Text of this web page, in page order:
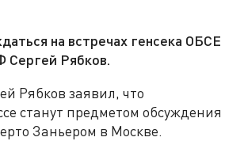
на встречах генсека ОБСЕ
Сергей Рябков.
Рябков заявил, что
станут предметом обсуждения
Заньером в Москве.